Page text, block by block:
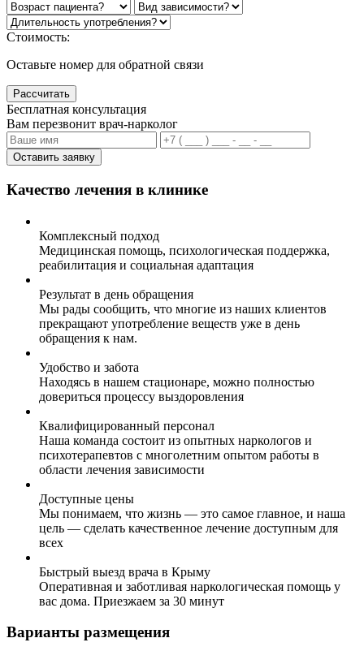
Стоимость:
Оставьте номер для обратной связи
Рассчитать
Бесплатная консультация
Вам перезвонит врач-нарколог
Оставить заявку
Качество лечения в клинике
Комплексный подход
Медицинская помощь, психологическая поддержка,
реабилитация и социальная адаптация
Результат в день обращения
Мы рады сообщить, что многие из наших клиентов
прекращают употребление веществ уже в день
обращения к нам.
Удобство и забота
Находясь в нашем стационаре, можно полностью
довериться процессу выздоровления
Квалифицированный персонал
Наша команда состоит из опытных наркологов и
психотерапевтов с многолетним опытом работы в
области лечения зависимости
Доступные цены
Мы понимаем, что жизнь — это самое главное, и наша
цель — сделать качественное лечение доступным для
всех
Быстрый выезд врача в Крыму
Оперативная и заботливая наркологическая помощь у
вас дома. Приезжаем за 30 минут
Варианты размещения